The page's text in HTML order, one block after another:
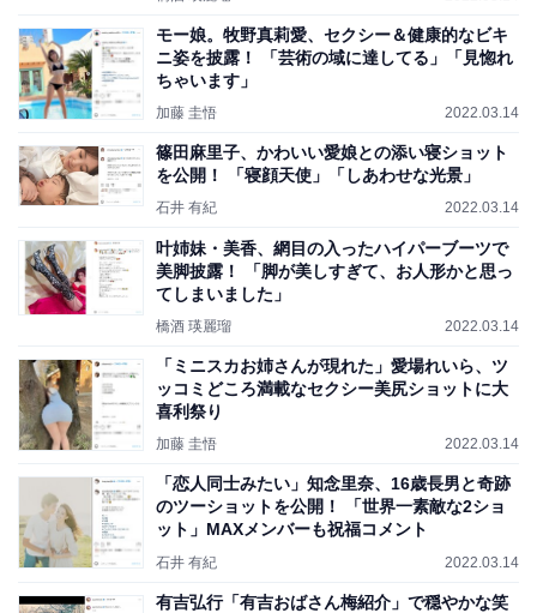
モー娘。牧野真莉愛、セクシー＆健康的なビキ
ニ姿を披露！ 「芸術の域に達してる」「見惚れ
ちゃいます」
加藤 圭悟 2022.03.14
篠田麻里子、かわいい愛娘との添い寝ショット
を公開！ 「寝顔天使」「しあわせな光景」
石井 有紀 2022.03.14
叶姉妹・美香、網目の入ったハイパーブーツで
美脚披露！ 「脚が美しすぎて、お人形かと思っ
てしまいました」
橋酒 瑛麗瑠 2022.03.14
「ミニスカお姉さんが現れた」愛場れいら、ツ
ッコミどころ満載なセクシー美尻ショットに大
喜利祭り
加藤 圭悟 2022.03.14
「恋人同士みたい」知念里奈、16歳長男と奇跡
のツーショットを公開！ 「世界一素敵な2ショ
ット」MAXメンバーも祝福コメント
石井 有紀 2022.03.14
有吉弘行「有吉おばさん梅紹介」で穏やかな笑